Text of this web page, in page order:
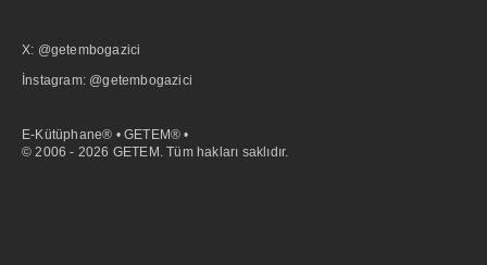
X: @getembogazici
İnstagram: @getembogazici
E-Kütüphane® • GETEM® •
© 2006 - 2026 GETEM. Tüm hakları saklıdır.